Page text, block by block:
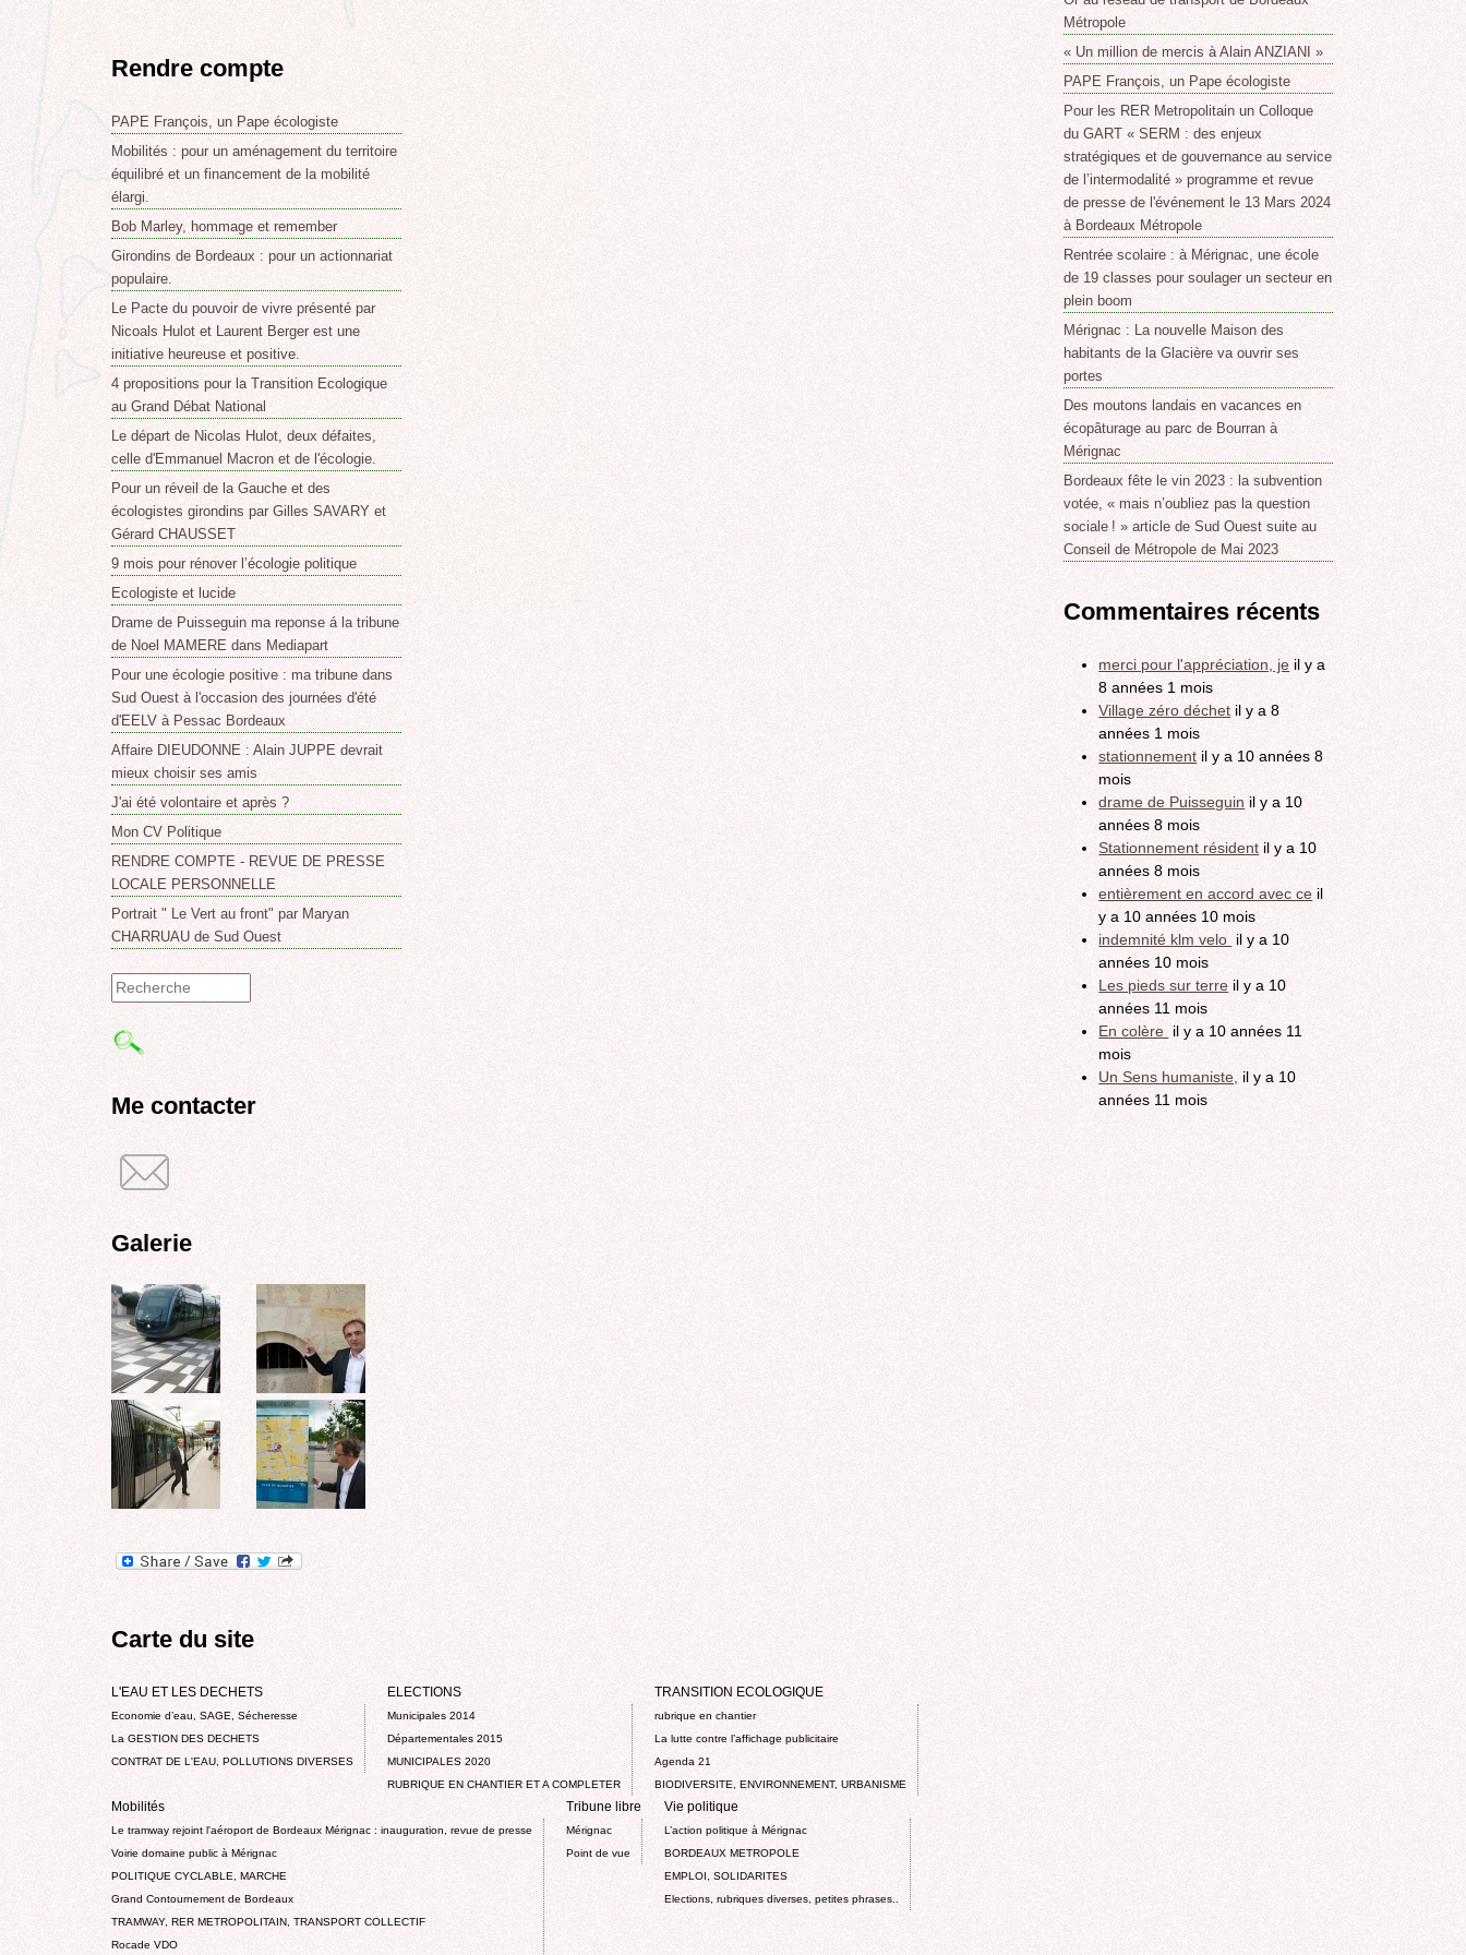
ROCADE VDO
Rendre compte
PAPE François, un Pape écologiste
Mobilités : pour un aménagement du territoire
équilibré et un financement de la mobilité
élargi.
Bob Marley, hommage et remember
Girondins de Bordeaux : pour un actionnariat
populaire.
Le Pacte du pouvoir de vivre présenté par
Nicoals Hulot et Laurent Berger est une
initiative heureuse et positive.
4 propositions pour la Transition Ecologique
au Grand Débat National
Le départ de Nicolas Hulot, deux défaites,
celle d'Emmanuel Macron et de l'écologie.
Pour un réveil de la Gauche et des
écologistes girondins par Gilles SAVARY et
Gérard CHAUSSET
9 mois pour rénover l’écologie politique
Ecologiste et lucide
Drame de Puisseguin ma reponse á la tribune
de Noel MAMERE dans Mediapart
Pour une écologie positive : ma tribune dans
Sud Ouest à l'occasion des journées d'été
d'EELV à Pessac Bordeaux
Affaire DIEUDONNE : Alain JUPPE devrait
mieux choisir ses amis
J'ai été volontaire et après ?
Mon CV Politique
RENDRE COMPTE - REVUE DE PRESSE
LOCALE PERSONNELLE
Portrait " Le Vert au front" par Maryan
CHARRUAU de Sud Ouest
Formulaire
de
Me contacter
Galerie
Métropole
« Un million de mercis à Alain ANZIANI »
PAPE François, un Pape écologiste
Pour les RER Metropolitain un Colloque
du GART « SERM : des enjeux
stratégiques et de gouvernance au service
de l’intermodalité » programme et revue
de presse de l'événement le 13 Mars 2024
à Bordeaux Métropole
Rentrée scolaire : à Mérignac, une école
de 19 classes pour soulager un secteur en
plein boom
Mérignac : La nouvelle Maison des
habitants de la Glacière va ouvrir ses
portes
Des moutons landais en vacances en
écopâturage au parc de Bourran à
Mérignac
Bordeaux fête le vin 2023 : la subvention
votée, « mais n’oubliez pas la question
sociale ! » article de Sud Ouest suite au
Conseil de Métropole de Mai 2023
Commentaires récents
merci pour l'appréciation, je il y a
8 années 1 mois
Village zéro déchet il y a 8
années 1 mois
stationnement il y a 10 années 8
mois
drame de Puisseguin il y a 10
années 8 mois
Stationnement résident il y a 10
années 8 mois
entièrement en accord avec ce il
y a 10 années 10 mois
indemnité klm velo il y a 10
années 10 mois
Les pieds sur terre il y a 10
années 11 mois
En colère il y a 10 années 11
mois
Un Sens humaniste, il y a 10
années 11 mois
Carte du site
L'EAU ET LES DECHETS
Economie d’eau, SAGE, Sécheresse
La GESTION DES DECHETS
CONTRAT DE L'EAU, POLLUTIONS DIVERSES
ELECTIONS
Municipales 2014
Départementales 2015
MUNICIPALES 2020
RUBRIQUE EN CHANTIER ET A COMPLETER
TRANSITION ECOLOGIQUE
rubrique en chantier
La lutte contre l’affichage publicitaire
Agenda 21
BIODIVERSITE, ENVIRONNEMENT, URBANISME
Mobilités
Le tramway rejoint l'aéroport de Bordeaux Mérignac : inauguration, revue de presse
Voirie domaine public à Mérignac
POLITIQUE CYCLABLE, MARCHE
Grand Contournement de Bordeaux
TRAMWAY, RER METROPOLITAIN, TRANSPORT COLLECTIF
Rocade VDO
Tribune libre
Mérignac
Point de vue
Vie politique
L’action politique à Mérignac
BORDEAUX METROPOLE
EMPLOI, SOLIDARITES
Elections, rubriques diverses, petites phrases..